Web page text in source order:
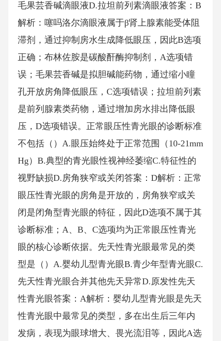
毛果芸香碱滴眼液D.拉坦前列素滴眼液答案：B
解析：噻吗洛尔滴眼液属于β肾上腺素能受体阻
滞剂，通过抑制房水生成降低眼压，因此B选项
正确；布林佐胺是碳酸酐酶抑制剂，A选项错
误；毛果芸香碱是拟胆碱能药物，通过缩小瞳
孔开放房角降低眼压，C选项错误；拉坦前列素
是前列腺素类药物，通过增加房水排出降低眼
压，D选项错误。正常眼压性青光眼的诊断标准
不包括（）A.眼压始终处于正常范围（10-21mm
Hg）B.典型的青光眼性视神经萎缩C.特征性的
视野缺损D.房角狭窄或关闭答案：D解析：正常
眼压性青光眼的房角是开放的，房角狭窄或关
闭是闭角型青光眼的特征，因此D选项不属于其
诊断标准；A、B、C选项均为正常眼压性青光
眼的核心诊断依据。先天性青光眼最常见的类
型是（）A.婴幼儿型青光眼B.青少年型青光眼C.
先天性青光眼合并其他先天异常D.原发性先天
性青光眼答案：A解析：婴幼儿型青光眼是先天
性青光眼中最常见的类型，多在出生后三年内
发病，表现为眼球增大、畏光流泪等，因此A选